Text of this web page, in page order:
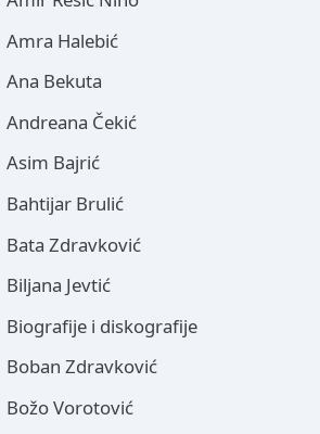
Amra Halebić
Ana Bekuta
Andreana Čekić
Asim Bajrić
Bahtijar Brulić
Bata Zdravković
Biljana Jevtić
Biografije i diskografije
Boban Zdravković
Božo Vorotović